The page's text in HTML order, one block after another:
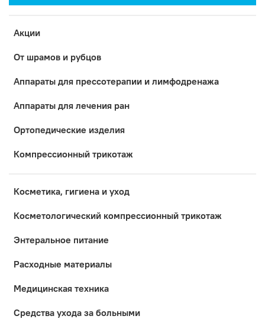
Акции
От шрамов и рубцов
Аппараты для прессотерапии и лимфодренажа
Аппараты для лечения ран
Ортопедические изделия
Компрессионный трикотаж
Косметика, гигиена и уход
Коcметологический компрессионный трикотаж
Энтеральное питание
Расходные материалы
Медицинская техника
Средства ухода за больными